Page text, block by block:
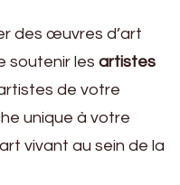
des œuvres d’art
soutenir les artistes
de votre
unique à votre
vivant au sein de la